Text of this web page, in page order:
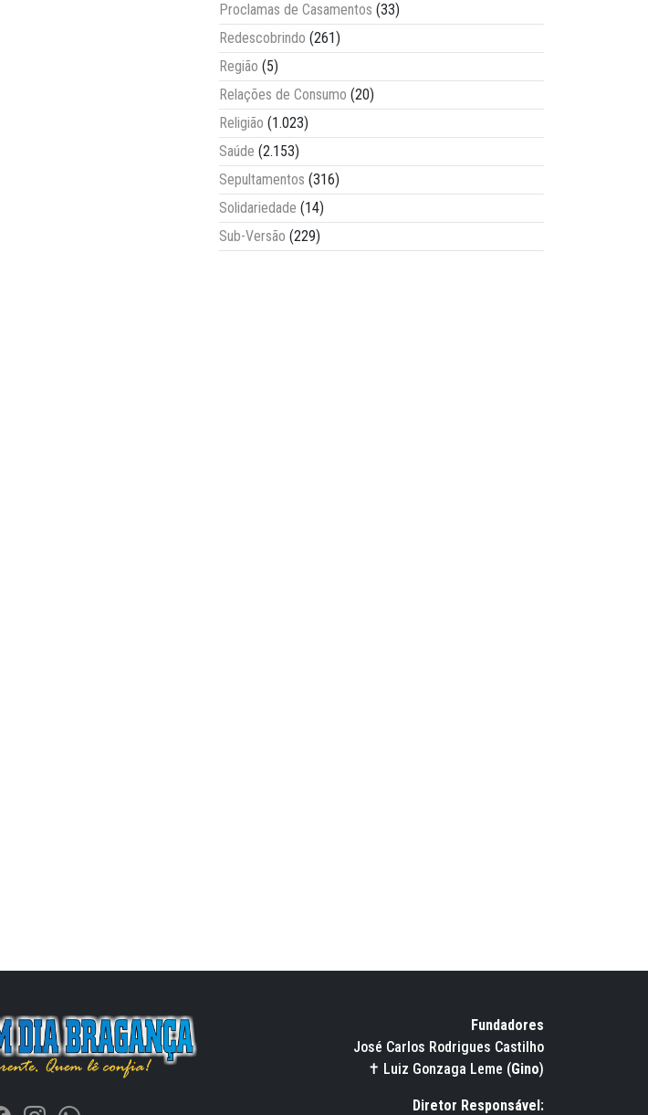
Proclamas de Casamentos (33)
Redescobrindo (261)
Região (5)
Relações de Consumo (20)
Religião (1.023)
Saúde (2.153)
Sepultamentos (316)
Solidariedade (14)
Sub-Versão (229)
Fundadores
José Carlos Rodrigues Castilho
✝ Luiz Gonzaga Leme (Gino)
Diretor Responsável: